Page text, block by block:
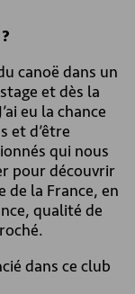
canoë dans un
et dès la
eu la chance
et d’être
qui nous
pour découvrir
la France, en
qualité de
dans ce club